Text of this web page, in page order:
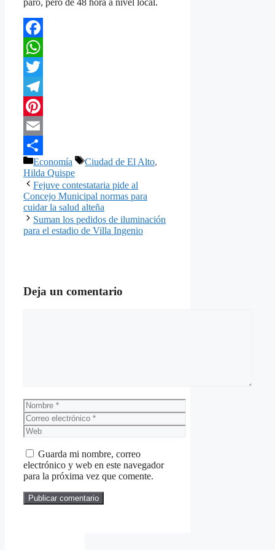
paro, pero de 48 hora a nivel local.
Facebook
WhatsApp
Twitter
Telegram
Pinterest
Email
Compartir
Categorías
Economía Etiquetas
Ciudad de El Alto,
Hilda Quispe
Fejuve contestataria pide al
Concejo Municipal normas para
cuidar la salud alteña
Suman los pedidos de iluminación
para el estadio de Villa Ingenio
Deja un comentario
Nombre
Correo
electrónico
Web
Guarda mi nombre, correo
electrónico y web en este navegador
para la próxima vez que comente.